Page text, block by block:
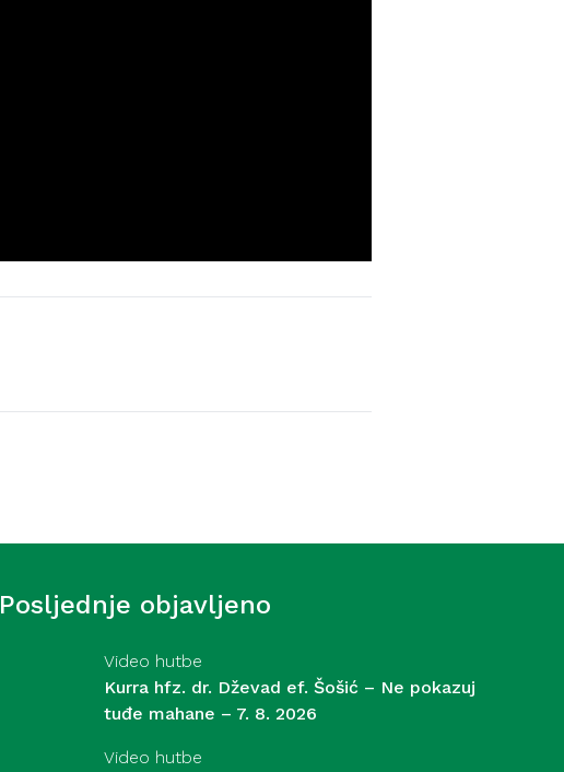
Posljednje objavljeno
Video hutbe
Kurra hfz. dr. Dževad ef. Šošić – Ne pokazuj
tuđe mahane – 7. 8. 2026
Video hutbe